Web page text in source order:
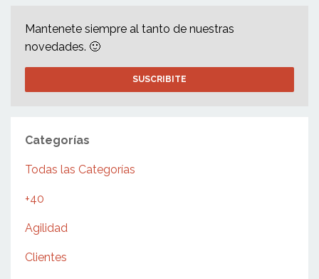
Mantenete siempre al tanto de nuestras
novedades. 🙂
SUSCRIBITE
Categorías
Todas las Categorías
+40
Agilidad
Clientes